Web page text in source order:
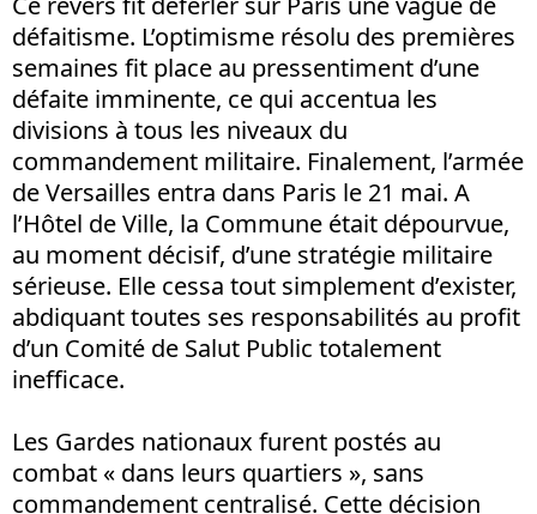
défaitisme. L’optimisme résolu des premières
semaines fit place au pressentiment d’une
défaite imminente, ce qui accentua les
divisions à tous les niveaux du
commandement militaire. Finalement, l’armée
de Versailles entra dans Paris le 21 mai. A
l’Hôtel de Ville, la Commune était dépourvue,
au moment décisif, d’une stratégie militaire
sérieuse. Elle cessa tout simplement d’exister,
abdiquant toutes ses responsabilités au profit
d’un Comité de Salut Public totalement
inefficace.
Les Gardes nationaux furent postés au
combat « dans leurs quartiers », sans
commandement centralisé. Cette décision